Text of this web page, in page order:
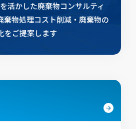
活かした廃棄物コンサルティ
棄物処理コスト削減・廃棄物の
をご提案します